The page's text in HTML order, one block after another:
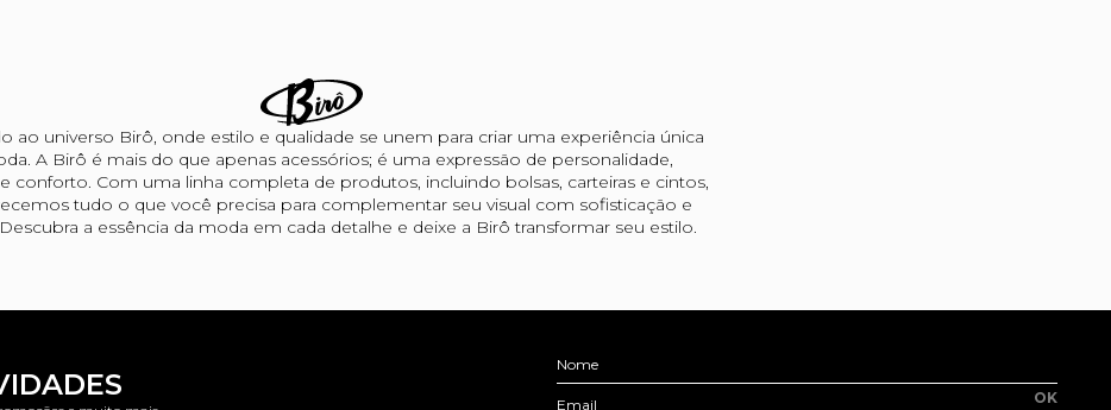
ao universo Birô, onde estilo e qualidade se unem para criar uma experiência única
A Birô é mais do que apenas acessórios; é uma expressão de personalidade,
conforto. Com uma linha completa de produtos, incluindo bolsas, carteiras e cintos,
tudo o que você precisa para complementar seu visual com sofisticação e
a essência da moda em cada detalhe e deixe a Birô transformar seu estilo.
Nome
Email OK